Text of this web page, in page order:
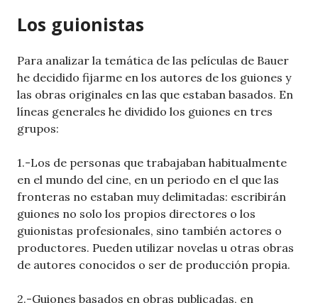
Los guionistas
Para analizar la temática de las películas de Bauer
he decidido fijarme en los autores de los guiones y
las obras originales en las que estaban basados. En
líneas generales he dividido los guiones en tres
grupos:
1.-Los de personas que trabajaban habitualmente
en el mundo del cine, en un periodo en el que las
fronteras no estaban muy delimitadas: escribirán
guiones no solo los propios directores o los
guionistas profesionales, sino también actores o
productores. Pueden utilizar novelas u otras obras
de autores conocidos o ser de producción propia.
2.-Guiones basados en obras publicadas, en